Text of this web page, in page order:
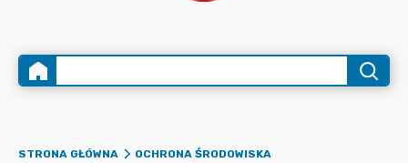
STRONA GŁÓWNA
OCHRONA ŚRODOWISKA